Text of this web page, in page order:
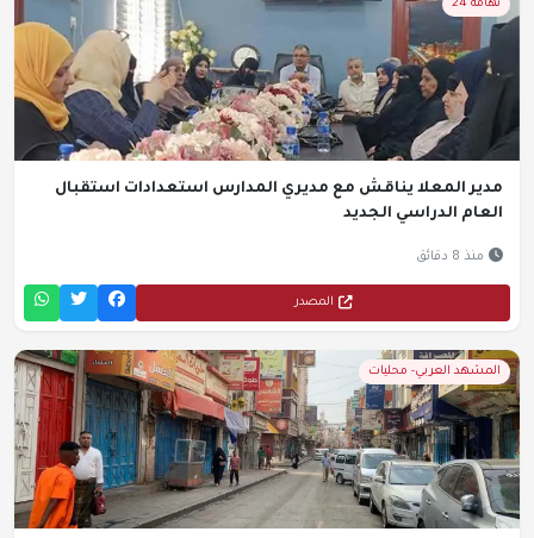
تهامة 24
مدير المعلا يناقش مع مديري المدارس استعدادات استقبال
العام الدراسي الجديد
منذ 8 دقائق
المصدر
المشهد العربي- محليات